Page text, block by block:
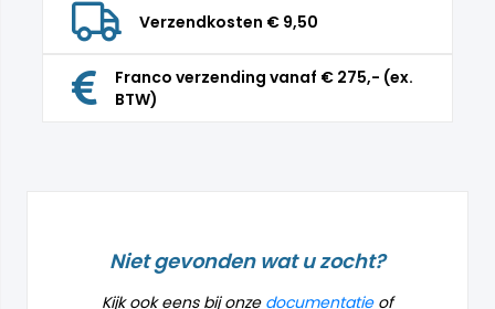
Verzendkosten € 9,50
Franco verzending vanaf € 275,- (ex.
BTW)
Niet gevonden wat u zocht?
Kijk ook eens bij onze documentatieof